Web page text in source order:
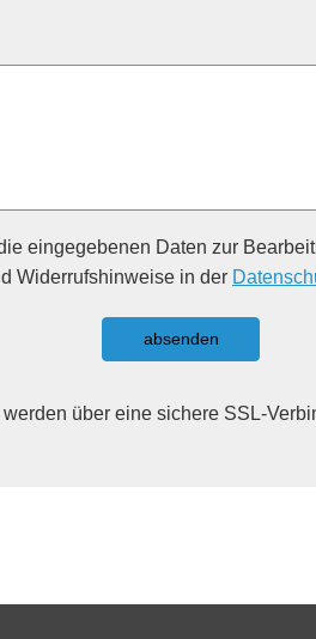
eingegebenen Daten zur
Widerrufshinweise in der
absenden
über eine sichere SSL-